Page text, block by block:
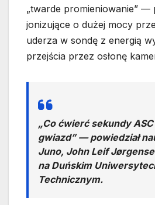
„twarde promieniowanie” —
jonizujące o dużej mocy
uderza w sondę z energią
przejścia przez osłonę
„Co ćwierć sekundy
gwiazd” — powiedział
Juno, John Leif
na Duńskim
Technicznym.